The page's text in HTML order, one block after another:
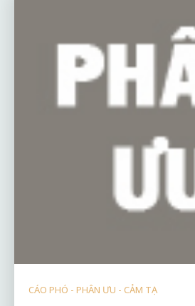
CÁO PHÓ - PHÂN ƯU - CẢM TẠ